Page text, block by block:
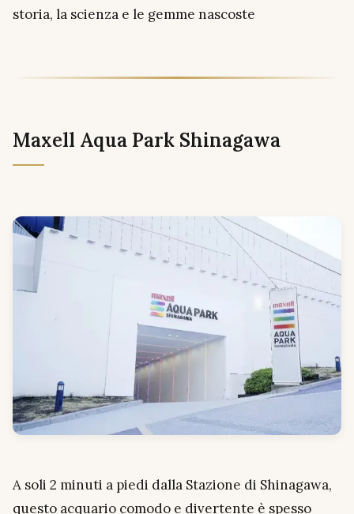
storia, la scienza e le gemme nascoste
Maxell Aqua Park Shinagawa
A soli 2 minuti a piedi dalla Stazione di Shinagawa,
questo acquario comodo e divertente è spesso